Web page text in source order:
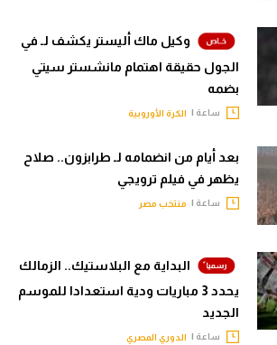
وكيل ماك أليستر يكشف لـ في
الجول حقيقة اهتمام مانشستر سيتي
بضمه
ساعة | الكرة الأوروبية
بعد أيام من انضمامه لـ طرابزون.. صلاح
يظهر في فيلم ترويجي
ساعة | منتخب مصر
البداية مع البلاستيك.. الزمالك
يحدد 3 مباريات ودية استعدادا للموسم
الجديد
ساعة | الدوري المصري